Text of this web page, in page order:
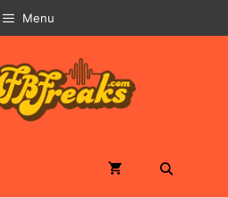
Menu